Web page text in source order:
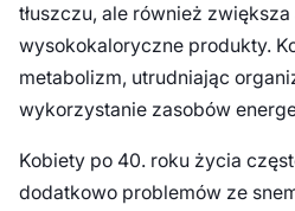
tłuszczu, ale również
wysokokaloryczne produkty.
metabolizm, utrudniając
wykorzystanie zasobów
Kobiety po 40. roku życia
dodatkowo problemów ze